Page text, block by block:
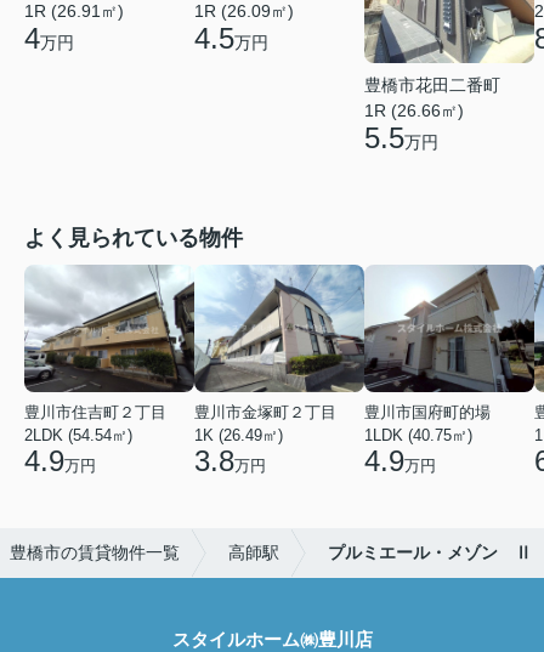
1R (26.91㎡)
4万円
1R (26.09㎡)
4.5万円
豊橋市花田二番町
1R (26.66㎡)
5.5万円
よく見られている物件
豊川市住吉町２丁目
2LDK (54.54㎡)
4.9万円
豊川市金塚町２丁目
1K (26.49㎡)
3.8万円
豊川市国府町的場
1LDK (40.75㎡)
4.9万円
豊橋市の賃貸物件一覧 高師駅 プルミエール・メゾン Ⅱ
スタイルホーム㈱豊川店